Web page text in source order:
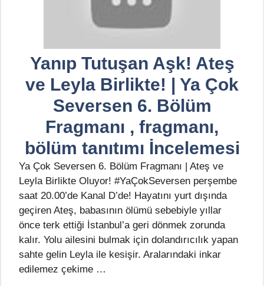
Yanıp Tutuşan Aşk! Ateş
ve Leyla Birlikte! | Ya Çok
Seversen 6. Bölüm
Fragmanı , fragmanı,
bölüm tanıtımı İncelemesi
Ya Çok Seversen 6. Bölüm Fragmanı | Ateş ve
Leyla Birlikte Oluyor! #YaÇokSeversen perşembe
saat 20.00’de Kanal D’de! Hayatını yurt dışında
geçiren Ateş, babasının ölümü sebebiyle yıllar
önce terk ettiği İstanbul’a geri dönmek zorunda
kalır. Yolu ailesini bulmak için dolandırıcılık yapan
sahte gelin Leyla ile kesişir. Aralarındaki inkar
edilemez çekime …